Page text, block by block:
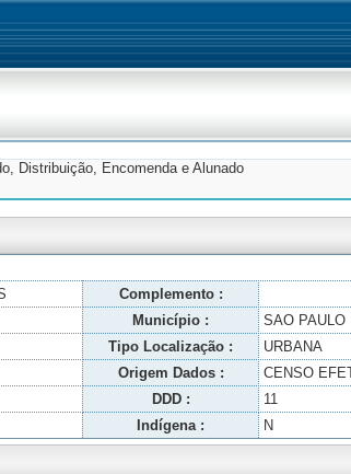
Distribuição, Encomenda e Alunado
Complemento :
Município : SAO PAULO
Tipo Localização : URBANA
Origem Dados : CENSO
DDD : 11
Indígena : N